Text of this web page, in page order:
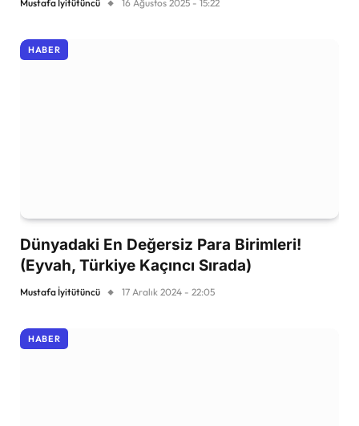
Mustafa İyitütüncü 16 Ağustos 2025 - 15:22
HABER
Dünyadaki En Değersiz Para Birimleri!
(Eyvah, Türkiye Kaçıncı Sırada)
Mustafa İyitütüncü 17 Aralık 2024 - 22:05
HABER